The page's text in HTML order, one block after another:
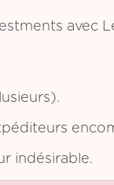
avec
indésirable.